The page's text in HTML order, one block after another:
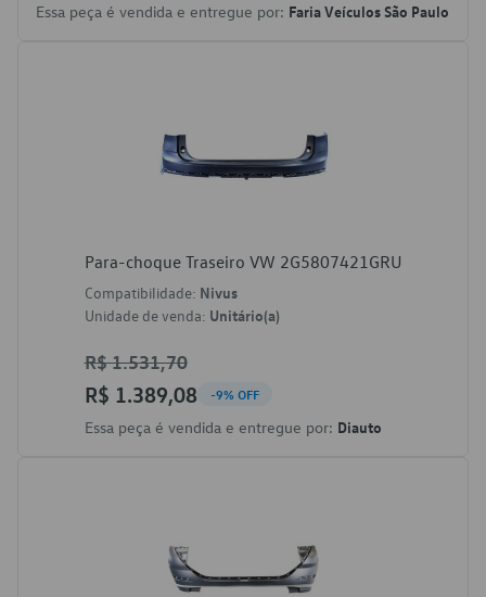
Essa peça é vendida e entregue por: Faria Veículos São Paulo
Para-choque Traseiro VW 2G5807421GRU
Compatibilidade: Nivus
Unidade de venda: Unitário(a)
R$ 1.531,70
R$ 1.389,08 -9% OFF
Essa peça é vendida e entregue por: Diauto